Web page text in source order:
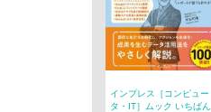
インプレス［コンピュー
タ・IT］ムック いちばん